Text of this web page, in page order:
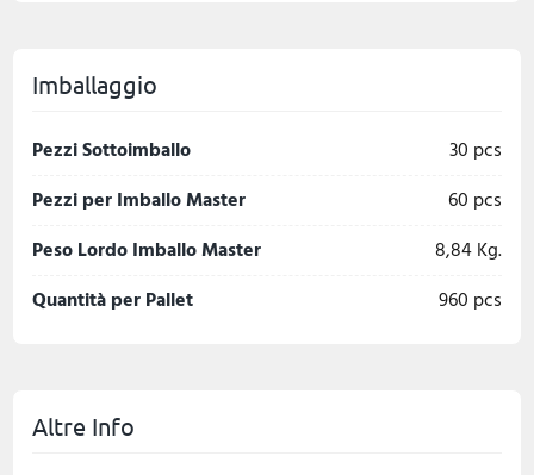
Imballaggio
Pezzi Sottoimballo
30 pcs
Pezzi per Imballo Master
60 pcs
Peso Lordo Imballo Master
8,84 Kg.
Quantità per Pallet
960 pcs
Altre Info